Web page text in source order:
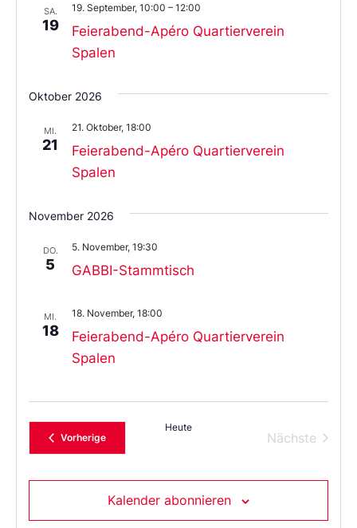
SA.
19
Feierabend-Apéro Quartierverein
Spalen
19. September, 10:00 – 12:00
Oktober 2026
MI.
21
Feierabend-Apéro Quartierverein
Spalen
21. Oktober, 18:00
November 2026
DO.
5 GABBI-Stammtisch
5. November, 19:30
MI.
18
Feierabend-Apéro Quartierverein
Spalen
18. November, 18:00
VorherigeVeranstaltungen
Heute
Nächste
Kalender abonnieren